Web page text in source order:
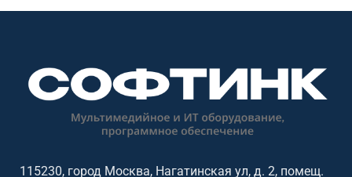
длиной 4,8 м., рельсовые доски
100х150 (меловые) – 2 шт.,
(меловые) – 2 шт., кронштейн №
1060 – 4 шт.
100х120 меловые – 2 шт.,
настенные доски 100х120
18 (230х1400) – 4 шт., стяжка
115230, город Москва, Нагатинская ул, д. 2, помещ.